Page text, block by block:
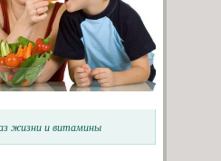
жизни и витамины